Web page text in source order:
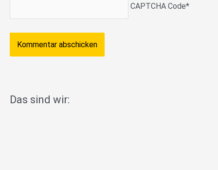
CAPTCHA Code*
Das sind wir: